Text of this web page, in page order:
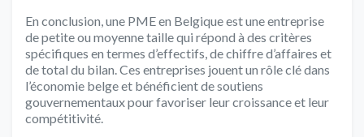
En conclusion, une PME en Belgique est une entreprise
de petite ou moyenne taille qui répond à des critères
spécifiques en termes d’effectifs, de chiffre d’affaires et
de total du bilan. Ces entreprises jouent un rôle clé dans
l’économie belge et bénéficient de soutiens
gouvernementaux pour favoriser leur croissance et leur
compétitivité.